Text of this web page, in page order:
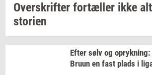
Over­skrif­ter for­tæl­ler ikke
sto­ri­en
Efter sølv og op­ryk­ning:
Bruun en fast plads i